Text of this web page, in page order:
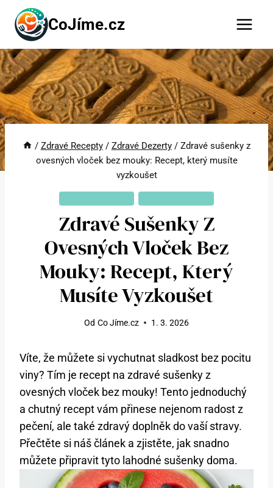
Přeskočit
obsah
CoJíme.cz
/ Zdravé Recepty / Zdravé Dezerty / Zdravé sušenky z
ovesných vloček bez mouky: Recept, který musíte
vyzkoušet
Zdravé Sušenky Z
Ovesných Vloček Bez
Mouky: Recept, Který
Musíte Vyzkoušet
Od Co Jíme.cz 1. 3. 2026
Víte, že můžete si vychutnat sladkost bez pocitu
viny? Tím je recept na zdravé sušenky z
ovesných vloček bez mouky! Tento jednoduchý
a chutný recept vám přinese nejenom radost z
pečení, ale také zdravý doplněk do vaší stravy.
Přečtěte si náš článek a zjistěte, jak snadno
můžete připravit tyto lahodné sušenky doma.